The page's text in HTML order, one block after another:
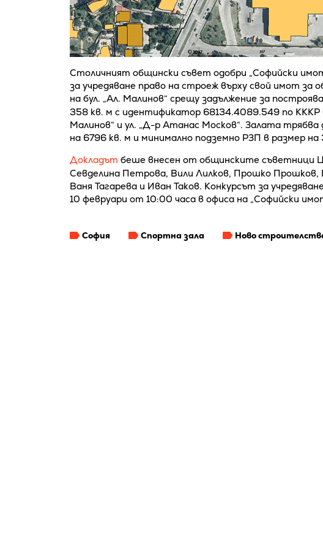
Столичният общински съвет одобри „Софийски
за учредяване право на строеж върху свой имот
на бул. „Ал. Малинов“ срещу задължение за
358 кв. м с идентификатор 68134.4089.549 по КККР
Малинов“ и ул. „Д-р Атанас Москов“. Залата
на 6796 кв. м и минимално подземно РЗП в размер на
Докладът беше внесен от общинските съветници
Севделина Петрова, Вили Лилков, Прошко
Ваня Тагарева и Иван Таков. Конкурсът за
10 февруари от 10:00 часа в офиса на „Софийски
София Спортна зала Ново